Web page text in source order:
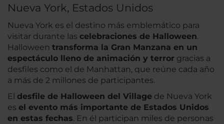
Nueva York, Estados Unidos
Nueva York es el destino más emblemático para
visitar durante las celebraciones de Halloween.
Halloween transforma la Gran Manzana en un
espectáculo lleno de animación y terror gracias a
desfiles como el de Manhattan, que reúne cada año
a más de 2 millones de participantes.
El desfile de Halloween del Village de Nueva York
es el evento más importante de Estados Unidos
en estas fechas. En él participan miles de personas